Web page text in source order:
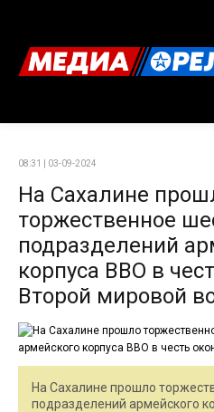
08:31 | 03-09-2024
На Сахалине
торжественное
подразделений
корпуса ВВО в
Второй мировой
На Сахалине прошло
подразделений армейского